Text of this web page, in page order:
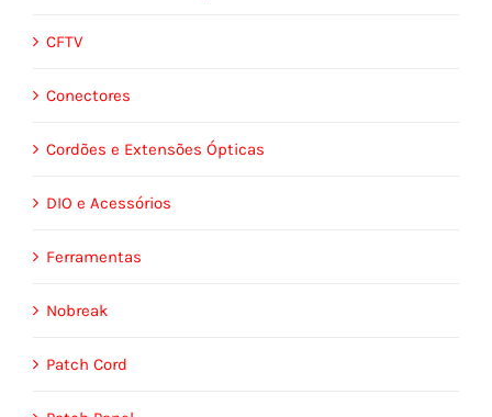
CFTV
Conectores
Cordões e Extensões Ópticas
DIO e Acessórios
Ferramentas
Nobreak
Patch Cord